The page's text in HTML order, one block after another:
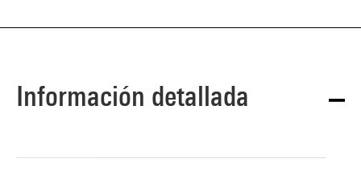
Información detallada